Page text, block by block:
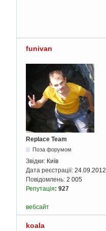
funivan
Replace Team
Поза форумом
Звідки: Київ
Дата реєстрації: 24.09.2012
Повідомлень: 2 005
Репутація: 927
вебсайт
koala